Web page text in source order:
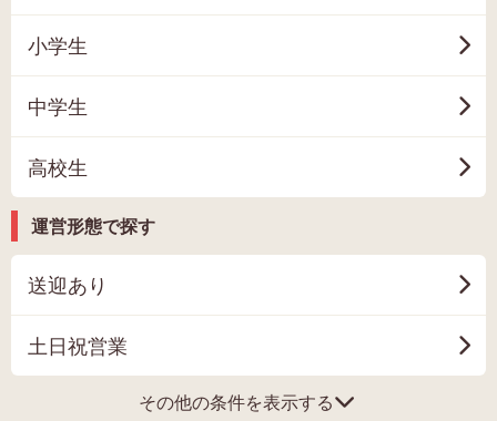
小学生
中学生
高校生
運営形態で探す
送迎あり
土日祝営業
その他の条件を表示する